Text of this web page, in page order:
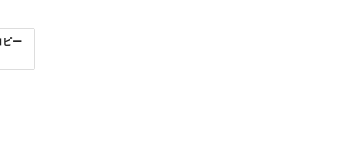
ピー